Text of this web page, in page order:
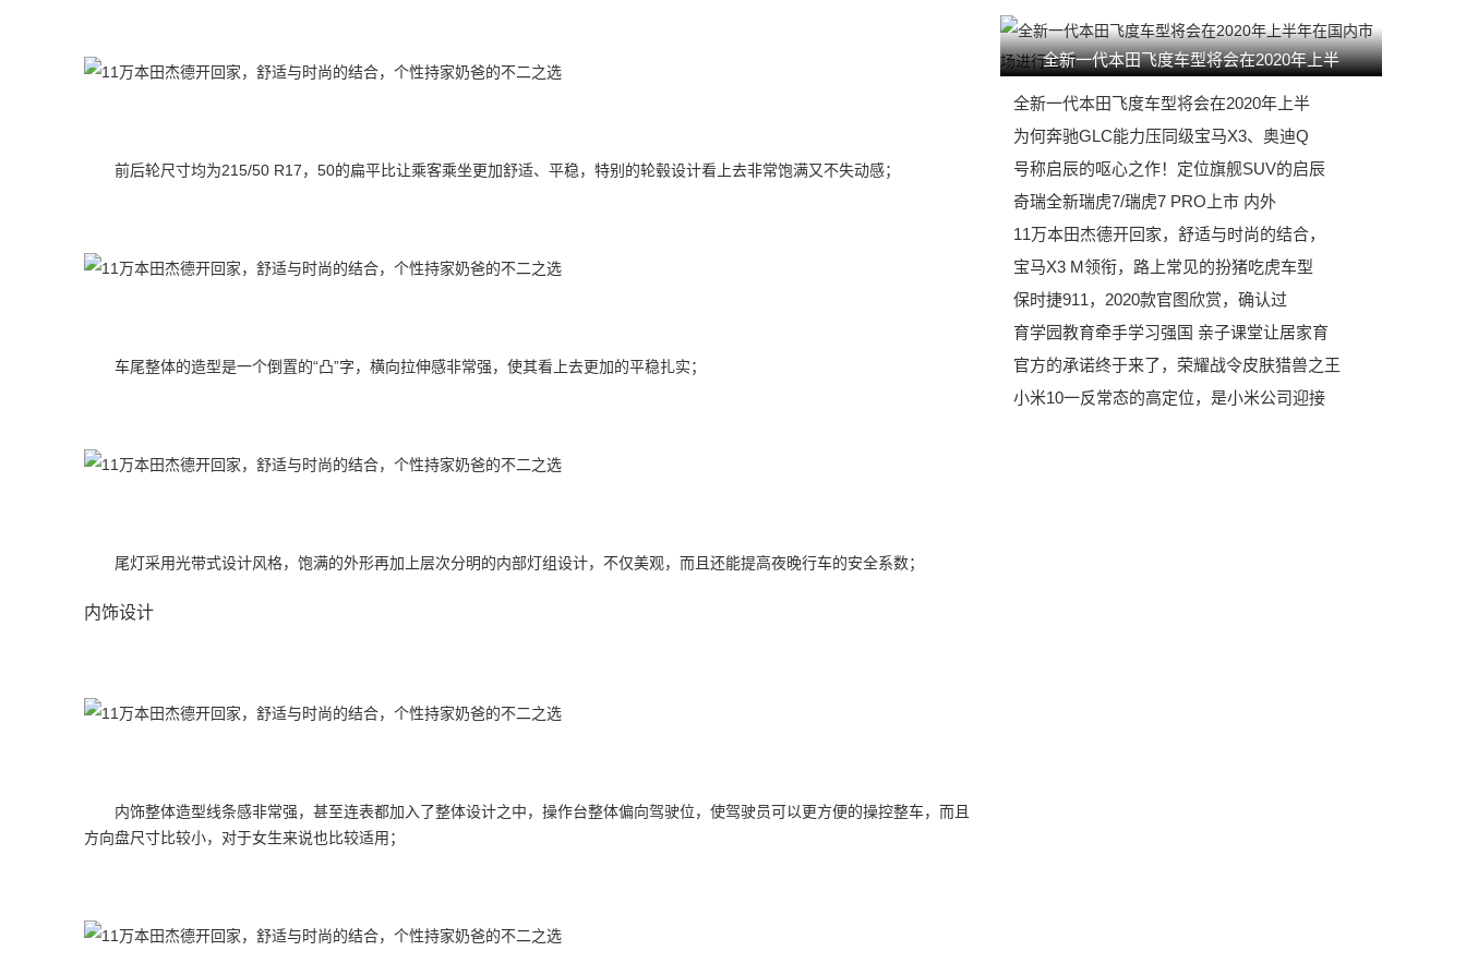
前后轮尺寸均为215/50 R17，50的扁平比让乘客乘坐更加舒适、平稳，特别的轮毂设计看上去非常饱满又不失动感；
车尾整体的造型是一个倒置的“凸”字，横向拉伸感非常强，使其看上去更加的平稳扎实；
尾灯采用光带式设计风格，饱满的外形再加上层次分明的内部灯组设计，不仅美观，而且还能提高夜晚行车的安全系数；
内饰设计
内饰整体造型线条感非常强，甚至连表都加入了整体设计之中，操作台整体偏向驾驶位，使驾驶员可以更方便的操控整车，而且
方向盘尺寸比较小，对于女生来说也比较适用；
全新一代本田飞度车型将会在2020年上半
全新一代本田飞度车型将会在2020年上半
为何奔驰GLC能力压同级宝马X3、奥迪Q
号称启辰的呕心之作！定位旗舰SUV的启辰
奇瑞全新瑞虎7/瑞虎7 PRO上市 内外
11万本田杰德开回家，舒适与时尚的结合，
宝马X3 M领衔，路上常见的扮猪吃虎车型
保时捷911，2020款官图欣赏，确认过
育学园教育牵手学习强国 亲子课堂让居家育
官方的承诺终于来了，荣耀战令皮肤猎兽之王
小米10一反常态的高定位，是小米公司迎接